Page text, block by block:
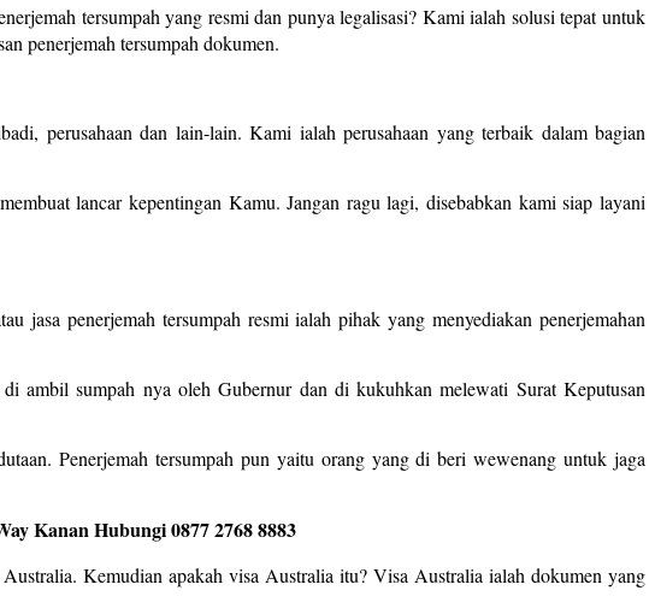
tersumpah yang resmi dan punya legalisasi? Kami ialah solusi tepat untuk
penerjemah tersumpah dokumen.
perusahaan dan lain-lain. Kami ialah perusahaan yang terbaik dalam bagian
lancar kepentingan Kamu. Jangan ragu lagi, disebabkan kami siap layani
jasa penerjemah tersumpah resmi ialah pihak yang menyediakan penerjemahan
ambil sumpah nya oleh Gubernur dan di kukuhkan melewati Surat Keputusan
Penerjemah tersumpah pun yaitu orang yang di beri wewenang untuk jaga
Kanan Hubungi 0877 2768 8883
Kemudian apakah visa Australia itu? Visa Australia ialah dokumen yang